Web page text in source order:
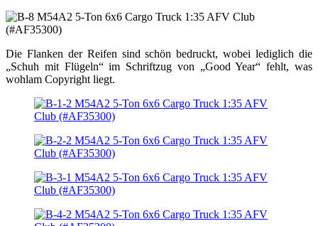
Die Flanken der Reifen sind schön bedruckt, wobei lediglich die
„Schuh mit Flügeln“ im Schriftzug von „Good Year“ fehlt, was
wohlam Copyright liegt.